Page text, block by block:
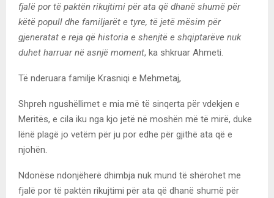
fjalë por të paktën rikujtimi për ata që dhanë shumë për
këtë popull dhe familjarët e tyre, të jetë mësim për
gjeneratat e reja që historia e shenjtë e shqiptarëve nuk
duhet harruar në asnjë moment, ka shkruar Ahmeti.
Të nderuara familje Krasniqi e Mehmetaj,
Shpreh ngushëllimet e mia më të sinqerta për vdekjen e
Meritës, e cila iku nga kjo jetë në moshën më të mirë, duke
lënë plagë jo vetëm për ju por edhe për gjithë ata që e
njohën.
Ndonëse ndonjëherë dhimbja nuk mund të shërohet me
fjalë por të paktën rikujtimi për ata që dhanë shumë për